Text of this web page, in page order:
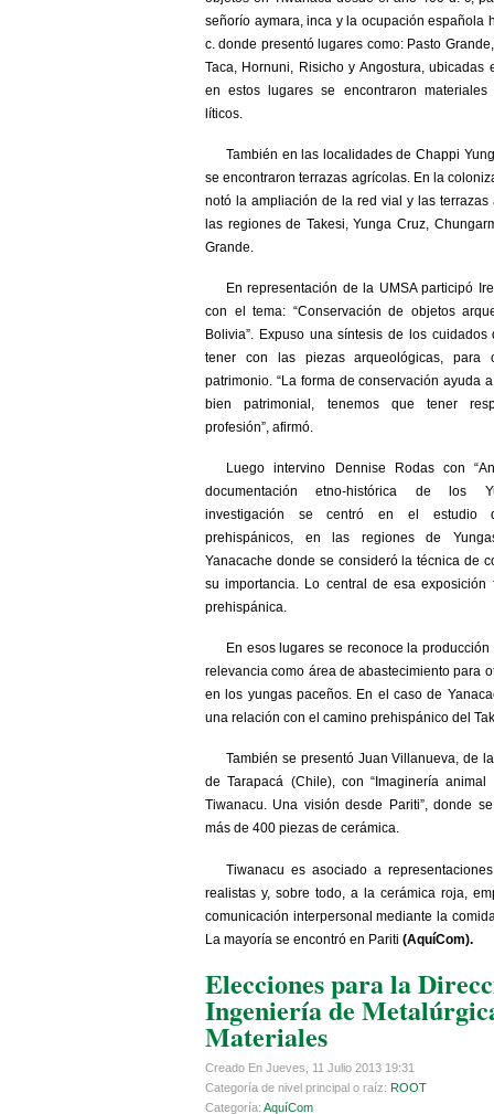
señorío aymara, inca y la ocupación española
c. donde presentó lugares como: Pasto
Taca, Hornuni, Risicho y Angostura, ubicadas
en estos lugares se encontraron materiales
líticos.
También en las localidades de Chappi
se encontraron terrazas agrícolas. En la
notó la ampliación de la red vial y las terrazas
las regiones de Takesi, Yunga Cruz,
Grande.
En representación de la UMSA participó
con el tema: “Conservación de objetos
Bolivia”. Expuso una síntesis de los cuidados
tener con las piezas arqueológicas, para
patrimonio. “La forma de conservación ayuda
bien patrimonial, tenemos que tener
profesión”, afirmó.
Luego intervino Dennise Rodas con
documentación etno-histórica de los
investigación se centró en el estudio
prehispánicos, en las regiones de
Yanacache donde se consideró la técnica de
su importancia. Lo central de esa exposición
prehispánica.
En esos lugares se reconoce la producción
relevancia como área de abastecimiento para
en los yungas paceños. En el caso de
una relación con el camino prehispánico del
También se presentó Juan Villanueva, de
de Tarapacá (Chile), con “Imaginería
Tiwanacu. Una visión desde Pariti”, donde
más de 400 piezas de cerámica.
Tiwanacu es asociado a
realistas y, sobre todo, a la cerámica roja,
comunicación interpersonal mediante la
La mayoría se encontró en Pariti (AquíCom).
Elecciones para la
Ingeniería de
Materiales
Creado En Jueves, 11 Julio 2013 19:31
Categoría de nivel principal o raíz: ROOT
Categoría: AquíCom